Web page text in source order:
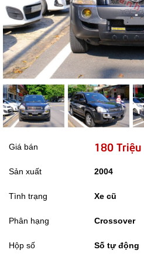
Giá bán 180 Triệu
Sản xuất 2004
Tình trạng Xe cũ
Phân hạng Crossover
Hộp số Số tự động